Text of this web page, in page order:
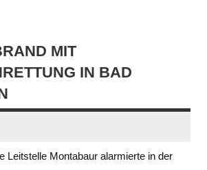
MIT
IN BAD
Leitstelle Montabaur alarmierte in der